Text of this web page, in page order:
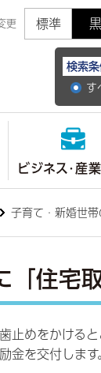
更 標準 黒
常
検索
す
ビジネス・産
子育て・新婚世
「住宅
止めをかける
金を交付します